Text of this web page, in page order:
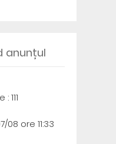
anunțul
111
08 ore 11:33